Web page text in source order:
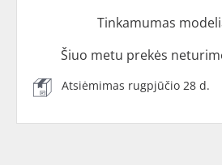
Tinkamumas
Šiuo metu prekės
Atsiėmimas rugpjūčio 28 d.